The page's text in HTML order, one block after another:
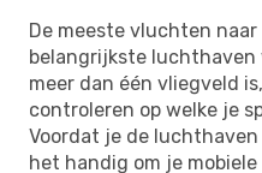
De meeste vluchten naar
belangrijkste luchthaven
meer dan één vliegveld
controleren op welke je
Voordat je de
het handig om je